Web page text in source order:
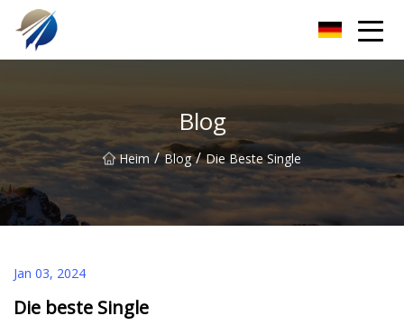
Blog
Heim / Blog / Die Beste Single
Jan 03, 2024
Die beste Single